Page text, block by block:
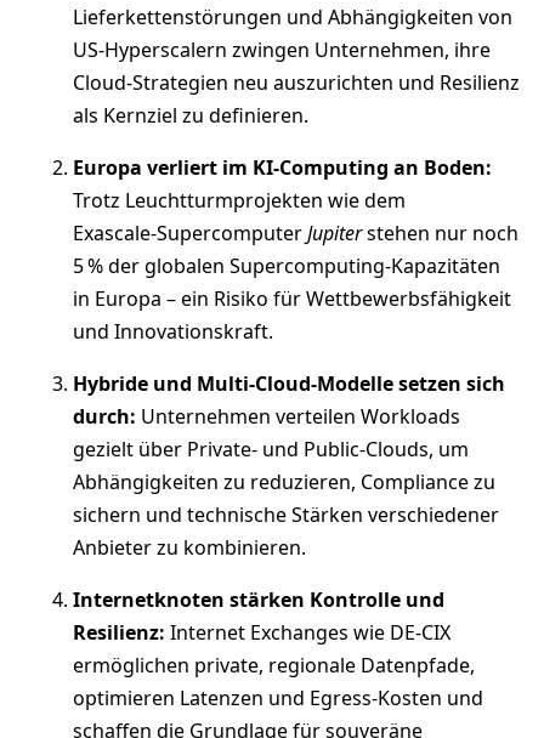
Lieferkettenstörungen und Abhängigkeiten von
US‑Hyperscalern zwingen Unternehmen, ihre
Cloud‑Strategien neu auszurichten und Resilienz
als Kernziel zu definieren.
Europa verliert im KI‑Computing an Boden:
Trotz Leuchtturmprojekten wie dem
Exascale‑SupercomputerJupiterstehen nur noch
5 % der globalen Supercomputing‑Kapazitäten
in Europa – ein Risiko für Wettbewerbsfähigkeit
und Innovationskraft.
Hybride und Multi‑Cloud‑Modelle setzen sich
durch: Unternehmen verteilen Workloads
gezielt über Private‑ und Public‑Clouds, um
Abhängigkeiten zu reduzieren, Compliance zu
sichern und technische Stärken verschiedener
Anbieter zu kombinieren.
Internetknoten stärken Kontrolle und
Resilienz: Internet Exchanges wie DE‑CIX
ermöglichen private, regionale Datenpfade,
optimieren Latenzen und Egress‑Kosten und
schaffen die Grundlage für souveräne